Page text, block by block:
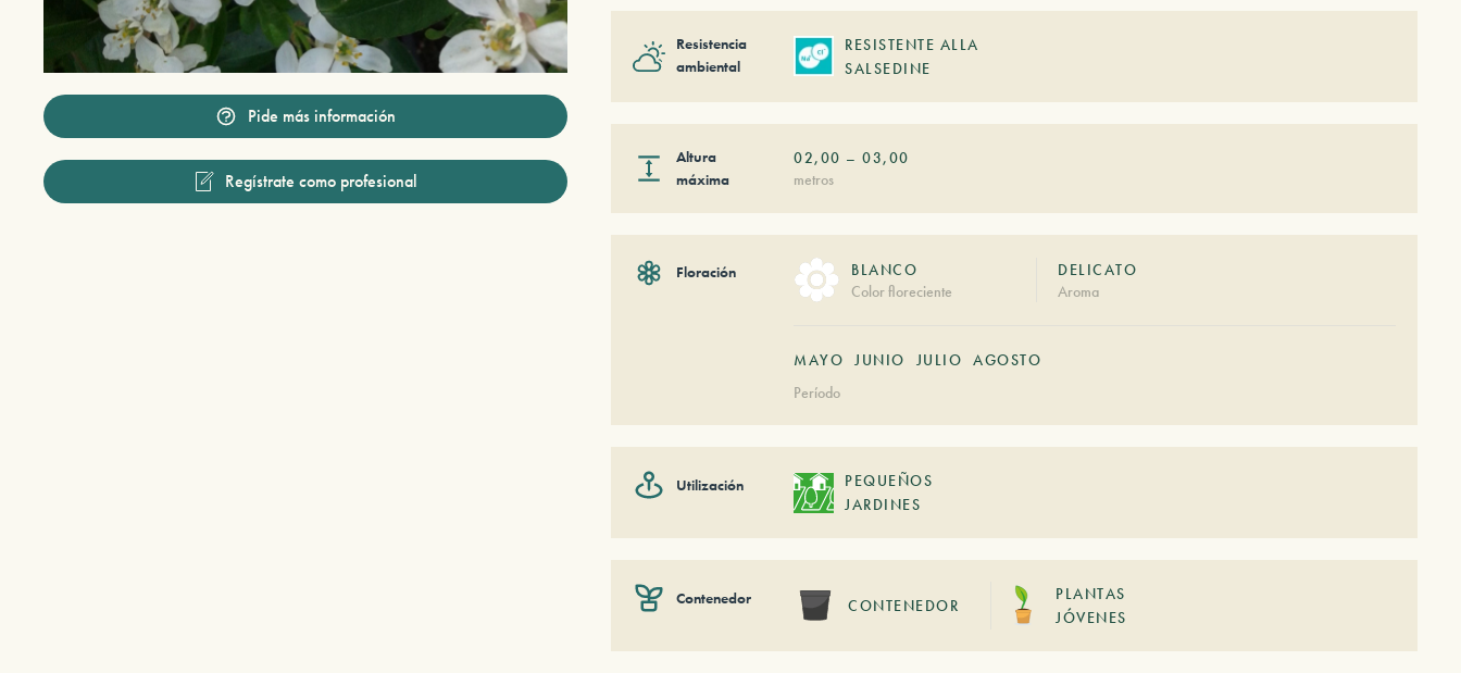
Pide más información
Regístrate como profesional
Resistencia
ambiental
RESISTENTE ALLA
SALSEDINE
Altura
máxima
02,00 –03,00
metros
Floración
BLANCO
Color floreciente
DELICATO
Aroma
MAYO JUNIO JULIO
AGOSTO
Período
Utilización
PEQUEÑOS
JARDINES
Contenedor CONTENEDOR
PLANTAS
JÓVENES